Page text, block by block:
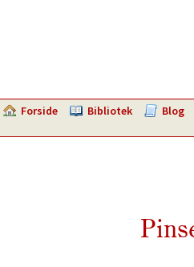
Forside Bibliotek Blog